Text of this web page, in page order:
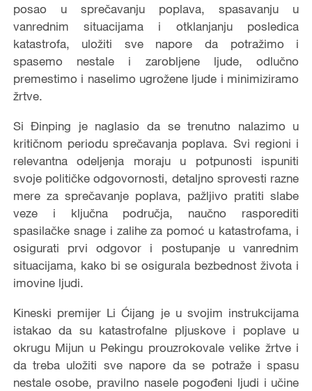
posao u sprečavanju poplava, spasavanju u
vanrednim situacijama i otklanjanju posledica
katastrofa, uložiti sve napore da potražimo i
spasemo nestale i zarobljene ljude, odlučno
premestimo i naselimo ugrožene ljude i minimiziramo
žrtve.
Si Đinping je naglasio da se trenutno nalazimo u
kritičnom periodu sprečavanja poplava. Svi regioni i
relevantna odeljenja moraju u potpunosti ispuniti
svoje političke odgovornosti, detaljno sprovesti razne
mere za sprečavanje poplava, pažljivo pratiti slabe
veze i ključna područja, naučno rasporediti
spasilačke snage i zalihe za pomoć u katastrofama, i
osigurati prvi odgovor i postupanje u vanrednim
situacijama, kako bi se osigurala bezbednost života i
imovine ljudi.
Kineski premijer Li Ćijang je u svojim instrukcijama
istakao da su katastrofalne pljuskove i poplave u
okrugu Mijun u Pekingu prouzrokovale velike žrtve i
da treba uložiti sve napore da se potraže i spasu
nestale osobe, pravilno nasele pogođeni ljudi i učine